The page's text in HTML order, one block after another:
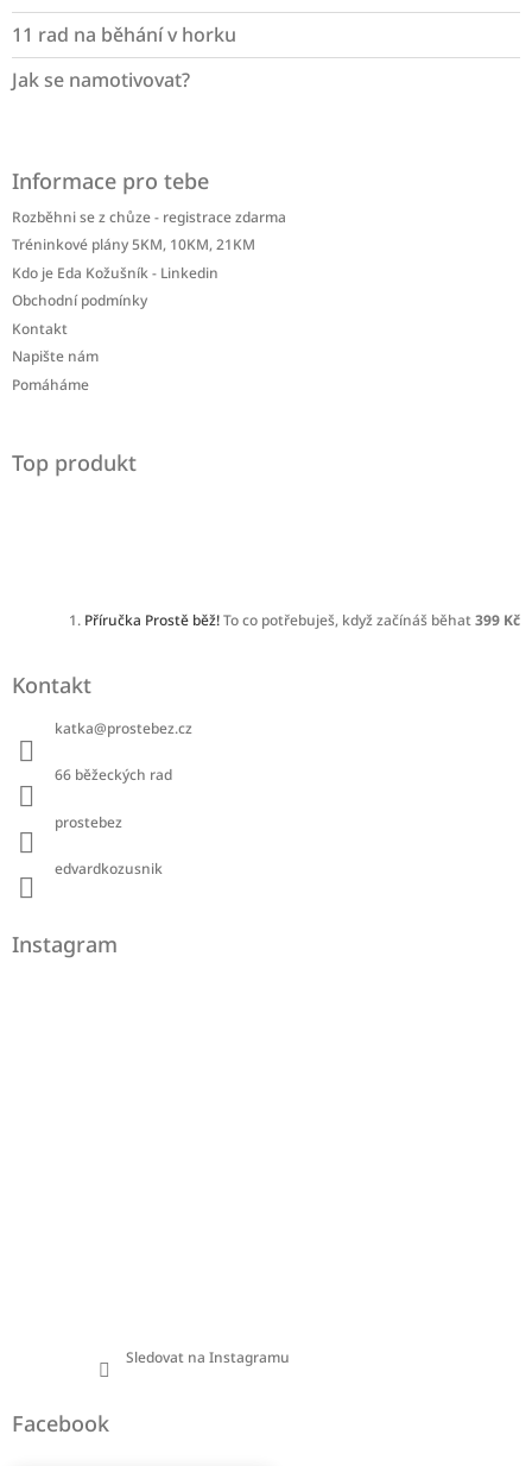
11 rad na běhání v horku
Jak se namotivovat?
Informace pro tebe
Rozběhni se z chůze - registrace zdarma
Tréninkové plány 5KM, 10KM, 21KM
Kdo je Eda Kožušník - Linkedin
Obchodní podmínky
Kontakt
Napište nám
Pomáháme
Top produkt
Příručka Prostě běž!To co potřebuješ, když začínáš běhat399 Kč
Kontakt
katka@prostebez.cz
66 běžeckých rad
prostebez
edvardkozusnik
Instagram
Sledovat na Instagramu
Facebook